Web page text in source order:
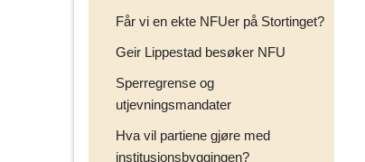
Får vi en ekte NFUer på Stortinget?
Geir Lippestad besøker NFU
Sperregrense og
utjevningsmandater
Hva vil partiene gjøre med
institusjonsbyggingen?